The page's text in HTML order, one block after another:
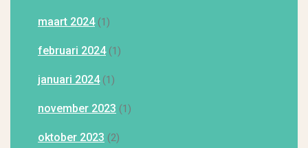
maart 2024(1)
februari 2024(1)
januari 2024(1)
november 2023 (1)
oktober 2023 (2)